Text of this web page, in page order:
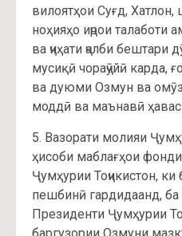
вилоятҳои Суғд,
ноҳияҳо иҷрои талаботи
ва ҷиҳати ҷалби бештари
мусиқӣ чораҷӯйӣ карда,
ва дуюми Озмун ва
моддӣ ва маънавӣ
5. Вазорати молияи
ҳисоби маблағҳои
Ҷумҳурии Тоҷикистон,
пешбинӣ гардидаанд, ба
Президенти Ҷумҳурии